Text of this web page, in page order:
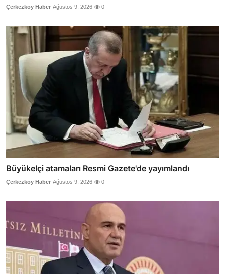
Çerkezköy Haber Ağustos 9, 2026 0
Büyükelçi atamaları Resmi Gazete'de yayımlandı
Çerkezköy Haber Ağustos 9, 2026 0